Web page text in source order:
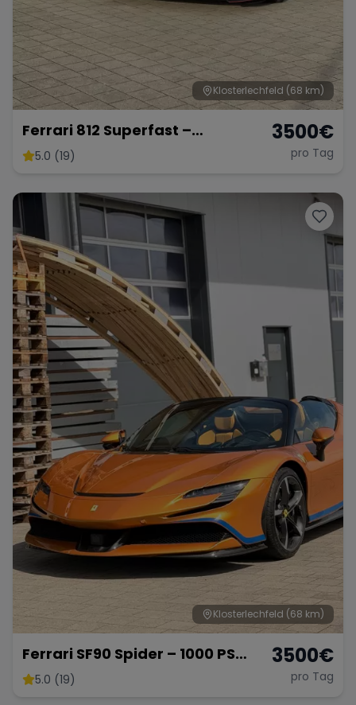
Klosterlechfeld (68 km)
Ferrari 812 Superfast –
Ultimativer V12-Supersportler
5.0 (19)
3500€
pro Tag
Klosterlechfeld (68 km)
Ferrari SF90 Spider – 1000 PS
Supersportwagen
5.0 (19)
3500€
pro Tag